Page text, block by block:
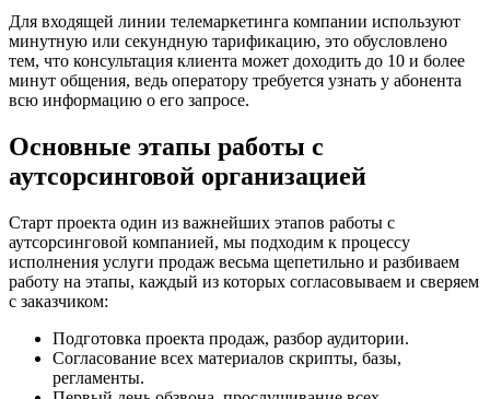
Для входящей линии телемаркетинга компании используют
минутную или секундную тарификацию, это обусловлено
тем, что консультация клиента может доходить до 10 и более
минут общения, ведь оператору требуется узнать у абонента
всю информацию о его запросе.
Основные этапы работы с
аутсорсинговой организацией
Старт проекта один из важнейших этапов работы с
аутсорсинговой компанией, мы подходим к процессу
исполнения услуги продаж весьма щепетильно и разбиваем
работу на этапы, каждый из которых согласовываем и сверяем
с заказчиком:
Подготовка проекта продаж, разбор аудитории.
Согласование всех материалов скрипты, базы,
регламенты.